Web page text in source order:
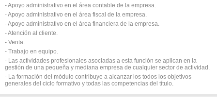
- Apoyo administrativo en el área contable de la empresa.
- Apoyo administrativo en el área fiscal de la empresa.
- Apoyo administrativo en el área financiera de la empresa.
- Atención al cliente.
- Venta.
- Trabajo en equipo.
- Las actividades profesionales asociadas a esta función se aplican en la
gestión de una pequeña y mediana empresa de cualquier sector de actividad.
- La formación del módulo contribuye a alcanzar los todos los objetivos
generales del ciclo formativo y todas las competencias del título.